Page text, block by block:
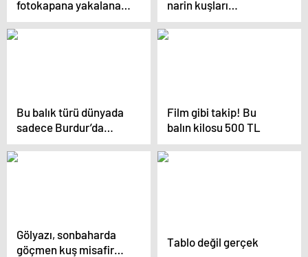
fotokapana yakalanan
anlar hayrete düşürdü
narin kuşları
flamingolar
Bu balık türü dünyada
sadece Burdur’da
yaşıyor! Nesli
tükenmek üzere
Film gibi takip! Bu
balın kilosu 500 TL
Gölyazı, sonbaharda
göçmen kuş misafir
Tablo değil gerçek